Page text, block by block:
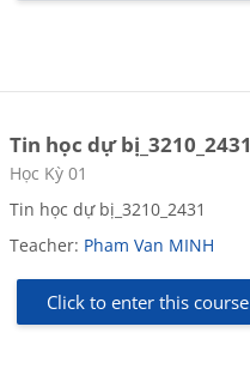
Tin học dự bị_3210_2431
Course category
Học Kỳ 01
Tin học dự bị_3210_2431
Teacher: Pham Van MINH
Click to enter this course